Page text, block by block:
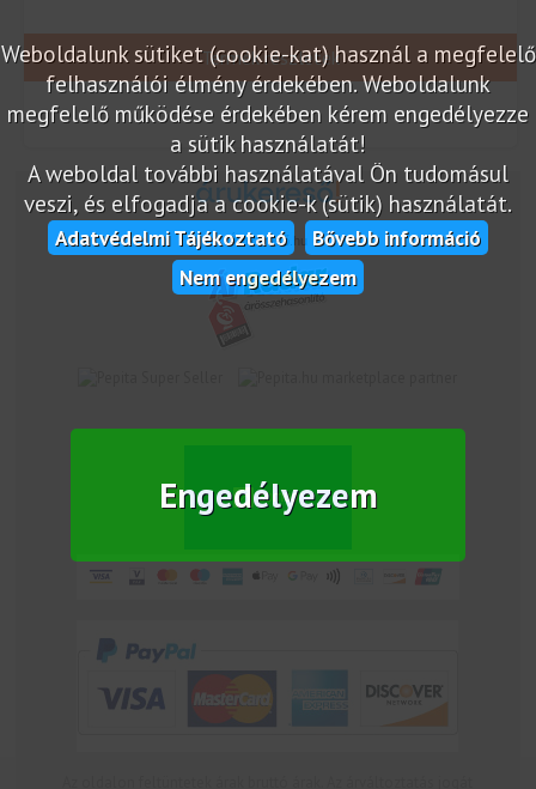
Termék részletek
Weboldalunk sütiket (cookie-kat) használ a megfelelő
felhasználói élmény érdekében. Weboldalunk
megfelelő működése érdekében kérem engedélyezze
a sütik használatát!
A weboldal további használatával Ön tudomásul
veszi, és elfogadja a cookie-k (sütik) használatát.
Adatvédelmi Tájékoztató
Bővebb információ
Nem engedélyezem
Engedélyezem
Árukereső.hu